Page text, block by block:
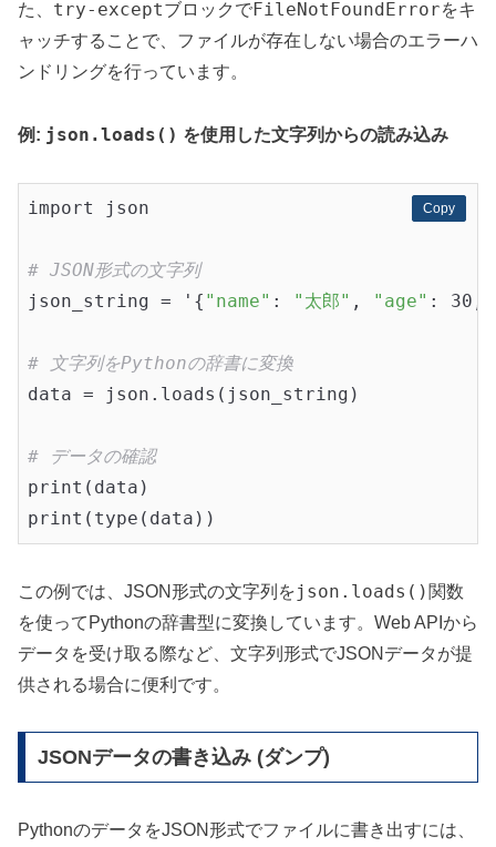
た、 try-exceptブロックでFileNotFoundErrorをキ
ャッチすることで、ファイルが存在しない場合のエラーハ
ンドリングを行っています。
例: json.loads() を使用した文字列からの読み込み
Copy
Copy
import json
# JSON形式の文字列
json_string = '{ "name" : "太郎" , "age" : 30,
# 文字列をPythonの辞書に変換
data = json.loads(json_string)
# データの確認
print(data)
この例では、JSON形式の文字列をjson.loads() 関数
を使ってPythonの辞書型に変換しています。Web APIから
データを受け取る際など、文字列形式でJSONデータが提
供される場合に便利です。
JSONデータの書き込み (ダンプ)
PythonのデータをJSON形式でファイルに書き出すには、